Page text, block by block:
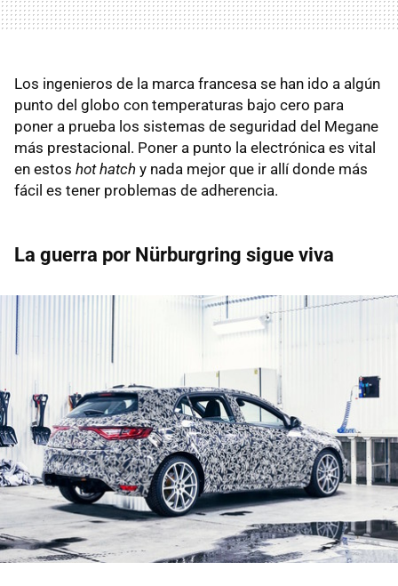
Los ingenieros de la marca francesa se han ido a algún
punto del globo con temperaturas bajo cero para
poner a prueba los sistemas de seguridad del Megane
más prestacional. Poner a punto la electrónica es vital
en estos hot hatch y nada mejor que ir allí donde más
fácil es tener problemas de adherencia.
La guerra por Nürburgring sigue viva